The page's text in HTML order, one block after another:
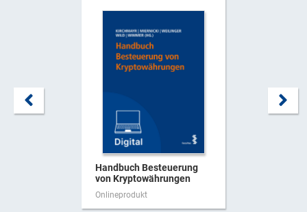
Handbuch Besteuerung
von Kryptowährungen
Onlineprodukt